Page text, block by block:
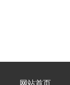
网站首页